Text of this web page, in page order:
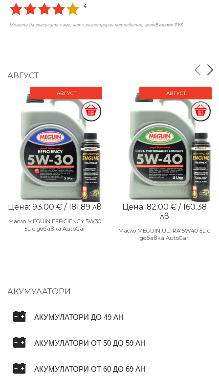
4
Можете да гласувате само, като регистриран потребител, моляВлезте ТУК
АВГУСТ
АВГУСТ
Цена: 93.00 € / 181.89 лв
Масло MEGUIN EFFICIENCY 5W30
5L с добавка AutoGar
АВГУСТ
Цена: 82.00 € / 160.38
лв
Масло MEGUIN ULTRA 5W40 5L с
добавка AutoGar
АКУМУЛАТОРИ
АКУМУЛАТОРИ ДО 49 AH
АКУМУЛАТОРИ ОТ 50 ДО 59 AH
АКУМУЛАТОРИ ОТ 60 ДО 69 AH